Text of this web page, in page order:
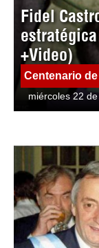
Fidel
+Video)
Centenario de
miércoles 22